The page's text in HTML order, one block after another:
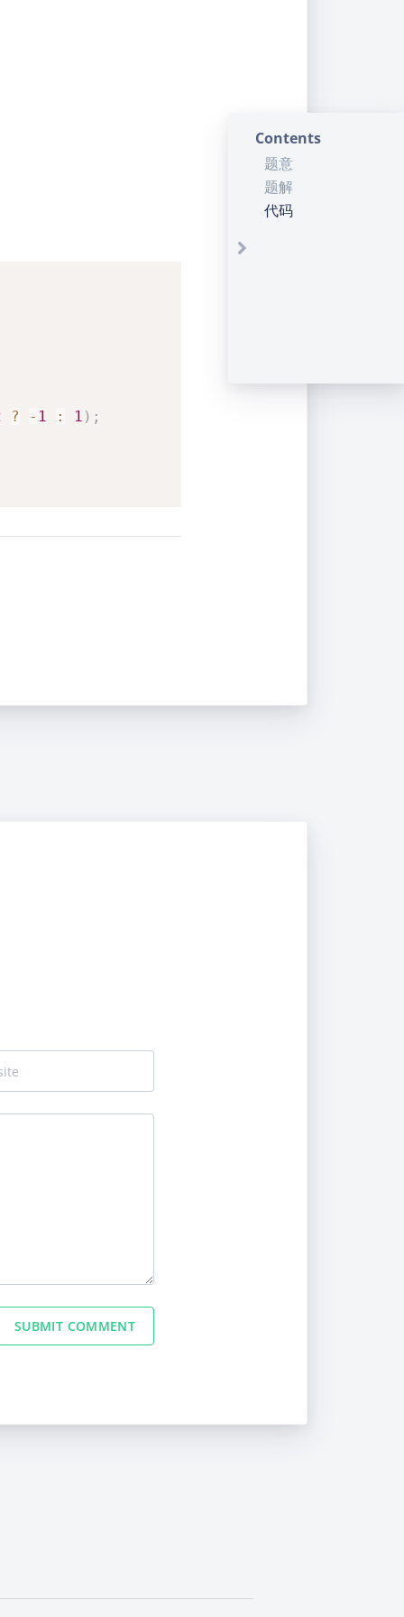
Contents
题意
题解
代码
\limits_{i = 0}^m\binom mi \left(-
? - 1 : 1 ) ;
SUBMIT COMMENT